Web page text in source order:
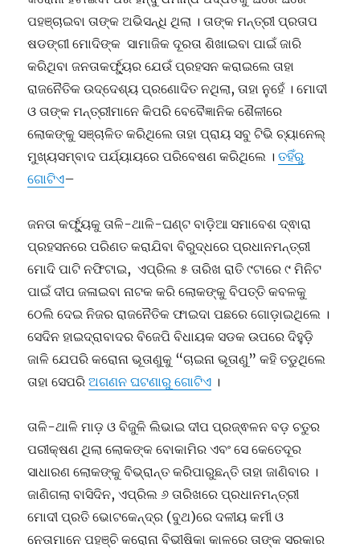
ପହଞ୍ଚାଇବା ତାଙ୍କ ଅଭିସନ୍ଧି ଥିଲା । ତାଙ୍କ ମନ୍ତ୍ରୀ ପ୍ରତାପ
ଷଡଙ୍ଗୀ ମୋଦିଙ୍କ ସାମାଜିକ ଦୂରତା ଶିଖାଇବା ପାଇଁ ଜାରି
କରିଥିବା ଜନତାକର୍ଫ୍ୟୁର ଯେଉଁ ପ୍ରହସନ କରାଇଲେ ତାହା
ରାଜନୈତିକ ଉଦ୍ଦେଶ୍ୟ ପ୍ରଣୋଦିତ ନଥିଲା, ତାହା ନୁହେଁ । ମୋଦୀ
ଓ ତାଙ୍କ ମନ୍ତ୍ରୀମାନେ କିପରି ବେବୈଜ୍ଞାନିକ ଶୈଳୀରେ
ଲୋକଙ୍କୁ ସଞ୍ଚାଳିତ କରିଥିଲେ ତାହା ପ୍ରାୟ ସବୁ ଟିଭି ଚ୍ୟାନେଲ୍
ମୁଖ୍ୟସମ୍ବାଦ ପର୍ଯ୍ୟାୟରେ ପରିବେଷଣ କରିଥିଲେ ।ତହିଁରୁ
ଗୋଟିଏ–
ଜନତା କର୍ଫ୍ୟୁକୁ ତାଳି-ଥାଳି-ଘଣ୍ଟ ବାଡ଼ିଆ ସମାବେଶ ଦ୍ଵାରା
ପ୍ରହସନରେ ପରିଣତ କରାଯିବା ବିରୁଦ୍ଧରେ ପ୍ରଧାନମନ୍ତ୍ରୀ
ମୋଦି ପାଟି ନଫିଟାଇ, ଏପ୍ରିଲ ୫ ତାରିଖ ରାତି ୯ଟାରେ ୯ ମିନିଟ
ପାଇଁ ଦୀପ ଜଳାଇବା ନାଟକ କରି ଲୋକଙ୍କୁ ବିପତ୍ତି କବଳକୁ
ଠେଲି ଦେଇ ନିଜର ରାଜନୈତିକ ଫାଇଦା ପଛରେ ଗୋଡ଼ାଇଥିଲେ ।
ସେଦିନ ହାଇଦ୍ରାବାଦର ବିଜେପି ବିଧାୟକ ସଡକ ଉପରେ ଦିହୁଡ଼ି
ଜାଳି ଯେପରି କରୋନା ଭୂତାଣୁକୁ “ଚାଇନା ଭୂତାଣୁ” କହି ତଡୁଥିଲେ
ତାହା ସେପରିଅଗଣନ ଘଟଣାରୁ ଗୋଟିଏ ।
ତାଳି-ଥାଳି ମାଡ଼ ଓ ବିଜୁଳି ଲିଭାଇ ଦୀପ ପ୍ରଜ୍ଵଳନ ବଡ଼ ଚତୁର
ପରୀକ୍ଷଣ ଥିଲା ଲୋକଙ୍କ ବୋକାମିର ଏବଂ ସେ କେତେଦୂର
ସାଧାରଣ ଲୋକଙ୍କୁ ବିଭ୍ରାନ୍ତ କରିପାରୁଛନ୍ତି ତାହା ଜାଣିବାର ।
ଜାଣିଗଲା ବାସିଦିନ, ଏପ୍ରିଲ ୬ ତାରିଖରେ ପ୍ରଧାନମନ୍ତ୍ରୀ
ମୋଦୀ ପ୍ରତି ଭୋଟକେନ୍ଦ୍ର (ବୁଥ)ରେ ଦଳୀୟ କର୍ମୀ ଓ
ନେତାମାନେ ପହଞ୍ଚି କରୋନା ବିଭୀଷିକା କାଳରେ ତାଙ୍କ ସରକାର